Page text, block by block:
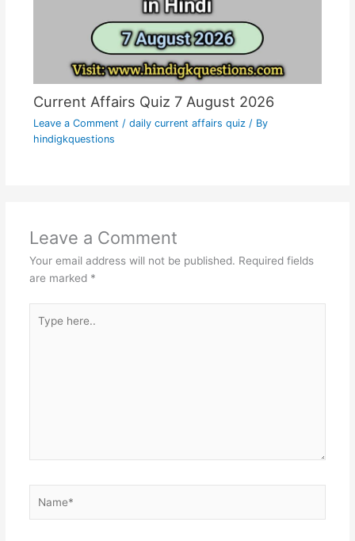
Current Affairs Quiz 7 August 2026
Leave a Comment / daily current affairs quiz/ By
hindigkquestions
Leave a Comment
Your email address will not be published. Required fields
are marked *
here..